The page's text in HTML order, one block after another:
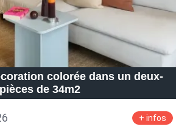
colorée dans un deux-
pièces de 34m2
+ infos